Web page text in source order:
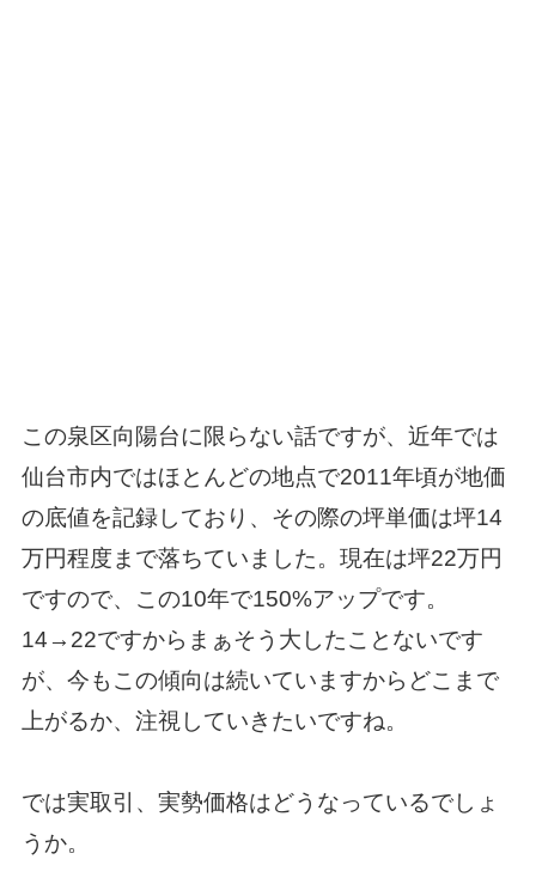
この泉区向陽台に限らない話ですが、 近年では
仙台市内ではほとんどの地点で2011年頃が地価
の底値を記録しており、その際の坪単価は坪14
万円程度まで落ちていました。現在は坪22万円
ですので、この10年で150%アップです。
14→22ですからまぁそう大したことないです
が、今もこの傾向は続いていますからどこまで
上がるか、注視していきたいですね。
では実取引、実勢価格はどうなっているでしょ
うか。